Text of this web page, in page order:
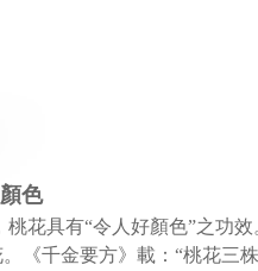
色
桃花具有“令人好顏色”之功
《千金要方》載：“桃花三